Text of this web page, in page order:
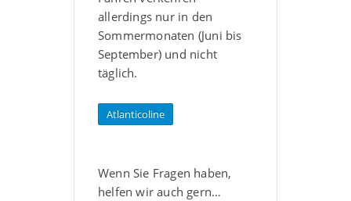
allerdings nur in den
Sommermonaten (Juni bis
September) und nicht
täglich.
Atlanticoline
Wenn Sie Fragen haben,
helfen wir auch gern…